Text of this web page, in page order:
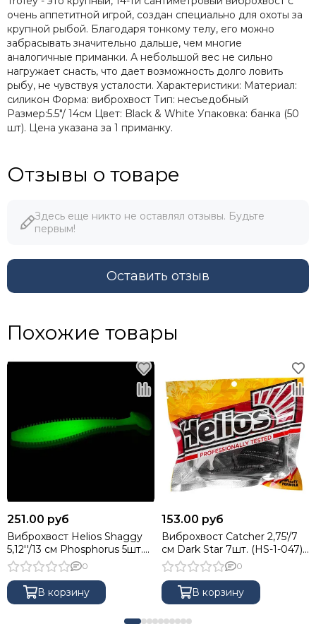
очень аппетитной игрой, создан специально для охоты за
крупной рыбой. Благодаря тонкому телу, его можно
забрасывать значительно дальше, чем многие
аналогичные приманки. А небольшой вес не сильно
нагружает снасть, что дает возможность долго ловить
рыбу, не чувствуя усталости. Характеристики: Материал:
силикон Форма: виброхвост Тип: несъедобный
Размер:5.5"/ 14см Цвет: Black & White Упаковка: банка (50
шт). Цена указана за 1 приманку.
Отзывы о товаре
Здесь еще никто не оставлял отзывы. Будьте
первым!
Оставить отзыв
Похожие товары
251.00 руб
Виброхвост Helios Shaggy
5,12''/13 см Phosphorus 5шт.
(HS-18-041)
0
В корзину
153.00 руб
Виброхвост Catcher 2,75'/7
см Dark Star 7шт. (HS-1-047)
Helios
0
В корзину